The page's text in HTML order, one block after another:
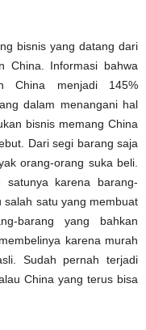
bisnis yang datang dari
China. Informasi bahwa
China menjadi 145%
dalam menangani hal
bisnis memang China
Dari segi barang saja
orang-orang suka beli.
karena barang-
salah satu yang membuat
barang yang bahkan
karena murah
Sudah pernah terjadi
China yang terus bisa